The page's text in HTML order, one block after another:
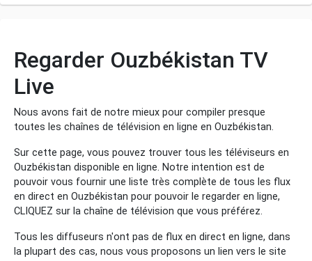
Regarder Ouzbékistan TV
Live
Nous avons fait de notre mieux pour compiler presque
toutes les chaînes de télévision en ligne en Ouzbékistan.
Sur cette page, vous pouvez trouver tous les téléviseurs en
Ouzbékistan disponible en ligne. Notre intention est de
pouvoir vous fournir une liste très complète de tous les flux
en direct en Ouzbékistan pour pouvoir le regarder en ligne,
CLIQUEZ sur la chaîne de télévision que vous préférez.
Tous les diffuseurs n'ont pas de flux en direct en ligne, dans
la plupart des cas, nous vous proposons un lien vers le site